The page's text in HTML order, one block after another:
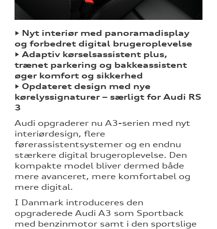
• Nyt interiør med panoramadisplay
og forbedret digital brugeroplevelse
• Adaptiv kørselsassistent plus,
trænet parkering og bakkeassistent
øger komfort og sikkerhed
• Opdateret design med nye
kørelyssignaturer – særligt for Audi RS
3
Audi opgraderer nu A3-serien med nyt
interiørdesign, flere
førerassistentsystemer og en endnu
stærkere digital brugeroplevelse. Den
kompakte model bliver dermed både
mere avanceret, mere komfortabel og
mere digital.
I Danmark introduceres den
opgraderede Audi A3 som Sportback
med benzinmotor samt i den sportslige